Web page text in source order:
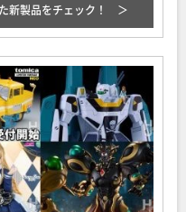
新製品をチェック！